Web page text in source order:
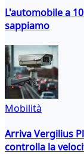
L'automobile a
sappiamo
Mobilità
Arriva Vergilius
controlla la